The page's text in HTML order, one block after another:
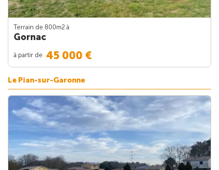
Terrain de 800m2 à
Gornac
à partir de 45 000 €
Le Pian-sur-Garonne